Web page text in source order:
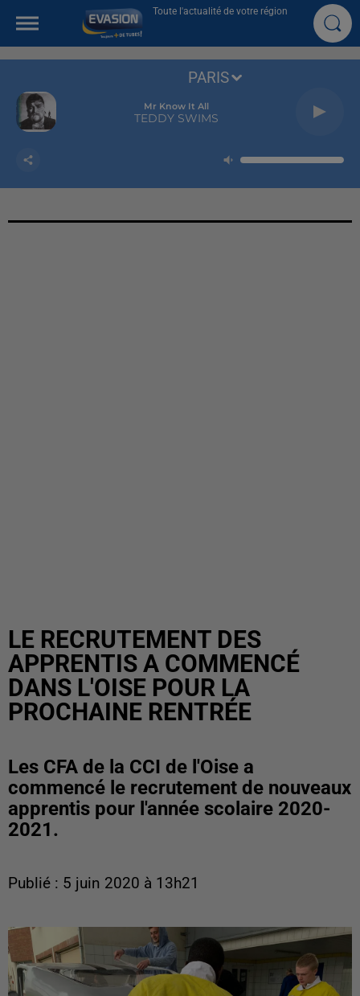
Toute l'actualité de votre région
Mr Know It All
TEDDY SWIMS
PARIS
LE RECRUTEMENT DES
APPRENTIS A COMMENCÉ
DANS L'OISE POUR LA
PROCHAINE RENTRÉE
Les CFA de la CCI de l'Oise a
commencé le recrutement de nouveaux
apprentis pour l'année scolaire 2020-
2021.
Publié : 5 juin 2020 à 13h21